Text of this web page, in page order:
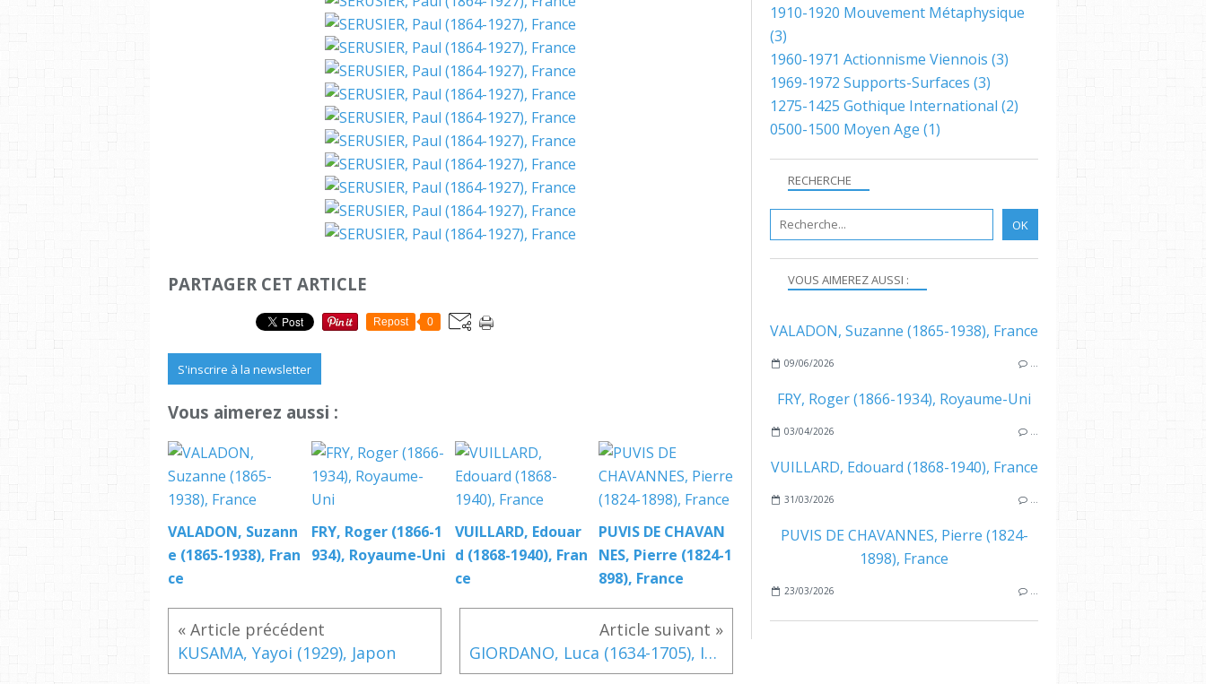
PARTAGER CET ARTICLE
Repost 0
S'inscrire à la newsletter
Vous aimerez aussi :
VALADON, Suzann
e (1865-1938), Fran
ce
FRY, Roger (1866-1
934), Royaume-Uni
VUILLARD, Edouar
d (1868-1940), Fran
ce
PUVIS DE CHAVAN
NES, Pierre (1824-1
898), France
KUSAMA, Yayoi (1929), Japon GIORDANO, Luca (1634-1705), Italie
RECHERCHE
VOUS AIMEREZ AUSSI :
VALADON, Suzanne (1865-1938), France
09/06/2026 …
FRY, Roger (1866-1934), Royaume-Uni
03/04/2026 …
VUILLARD, Edouard (1868-1940), France
31/03/2026 …
PUVIS DE CHAVANNES, Pierre (1824-
1898), France
23/03/2026 …
1910-1920 Mouvement Métaphysique
(3)
1960-1971 Actionnisme Viennois (3)
1969-1972 Supports-Surfaces (3)
1275-1425 Gothique International (2)
0500-1500 Moyen Age (1)